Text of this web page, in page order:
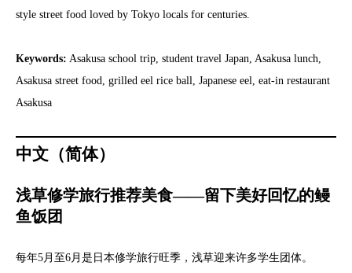
style street food loved by Tokyo locals for centuries.
Keywords: Asakusa school trip, student travel Japan, Asakusa lunch,
Asakusa street food, grilled eel rice ball, Japanese eel, eat-in restaurant
Asakusa
中文（简体）
浅草修学旅行推荐美食——留下美好回忆的鳗
鱼饭团
每年5月至6月是日本修学旅行旺季，浅草迎来许多学生团体。